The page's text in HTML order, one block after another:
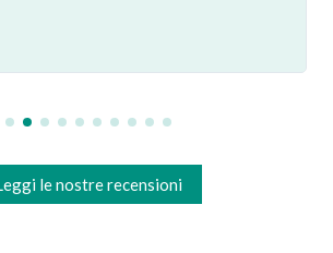
le nostre recensioni